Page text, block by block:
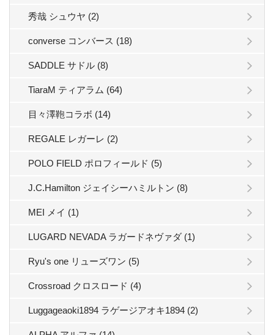
秀哉 シュウヤ (2)
converse コンバース (18)
SADDLE サドル (8)
TiaraM ティアラム (64)
目々澤鞄コラボ (14)
REGALE レガーレ (2)
POLO FIELD ポロフィールド (5)
J.C.Hamilton ジェイシーハミルトン (8)
MEI メイ (1)
LUGARD NEVADA ラガードネヴァダ (1)
Ryu's one リューズワン (5)
Crossroad クロスロード (4)
Luggageaoki1894 ラゲージアオキ1894 (2)